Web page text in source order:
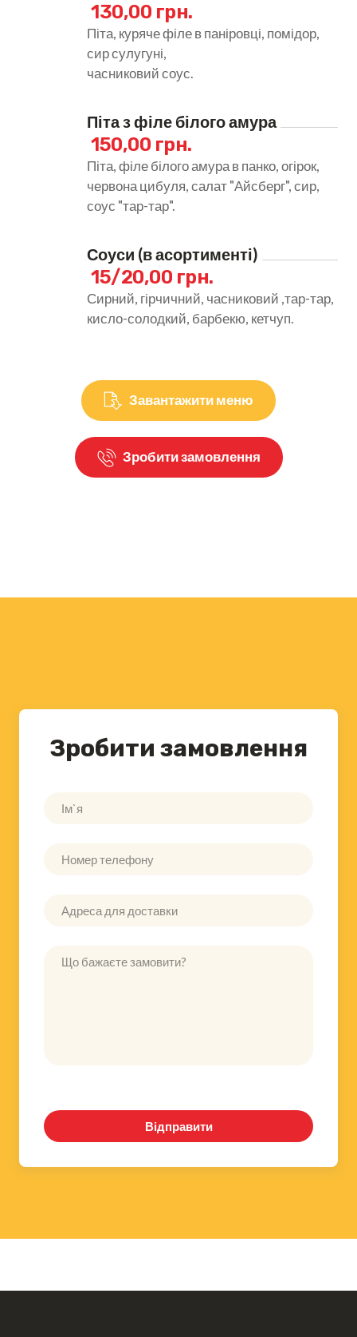
130,00 грн.
Піта, куряче філе в паніровці, помідор,
сир сулугуні,
часниковий соус.
Піта з філе білого амура
150,00 грн.
Піта, філе білого амура в панко, огірок,
червона цибуля, салат "Айсберг", сир,
соус "тар-тар".
Соуси (в асортименті)
15/20,00 грн.
Сирний, гірчичний, часниковий ,тар-тар,
кисло-солодкий, барбекю, кетчуп.
Завантажити меню
Зробити замовлення
Зробити замовлення
Відправити